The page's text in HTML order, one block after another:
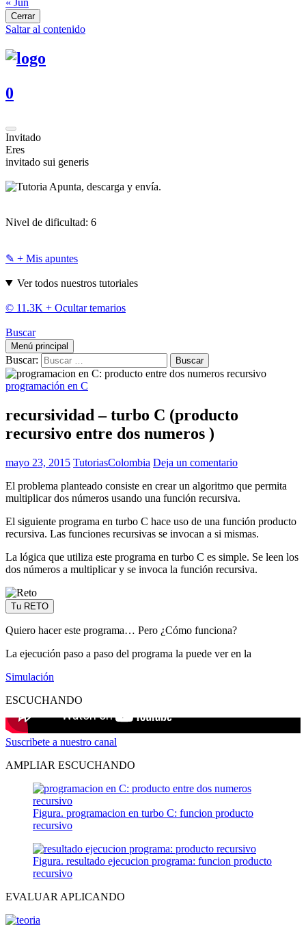
« Jun
Cerrar
Saltar al contenido
0
Invitado
Eres
invitado sui generis
Apunta, descarga y envía.
Nivel de dificultad: 6
✎ + Mis apuntes
Ver todos nuestros tutoriales
© 11.3K + Ocultar temarios
Buscar
Menú principal
Buscar:
programación en C
recursividad – turbo C (producto
recursivo entre dos numeros )
mayo 23, 2015 TutoriasColombia Deja un comentario
El problema planteado consiste en crear un algoritmo que permita
multiplicar dos números usando una función recursiva.
El siguiente programa en turbo C hace uso de una función producto
recursiva. Las funciones recursivas se invocan a si mismas.
La lógica que utiliza este programa en turbo C es simple. Se leen los
dos números a multiplicar y se invoca la función recursiva.
Tu RETO
Quiero hacer este programa… Pero ¿Cómo funciona?
La ejecución paso a paso del programa la puede ver en la
Simulación
ESCUCHANDO
Suscribete a nuestro canal
AMPLIAR ESCUCHANDO
Figura. programacion en turbo C: funcion producto
recursivo
Figura. resultado ejecucion programa: funcion producto
recursivo
EVALUAR APLICANDO